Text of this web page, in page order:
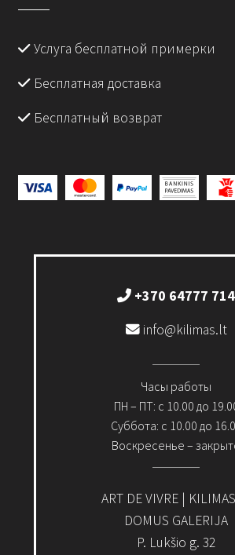
Услуга бесплатной примерки
Бесплатная доставка
Бесплатный возврат
+370 64777 714
info@kilimas.lt
Часы работы
ПН – ПТ: с 10.00 до
Суббота: с 10.00 до
Воскресенье –
ART DE VIVRE |
DOMUS GALERIJA
P. Lukšio g. 32